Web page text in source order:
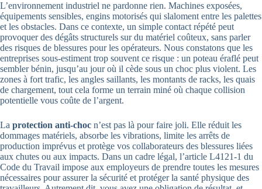
L’environnement industriel ne pardonne rien. Machines exposées,
équipements sensibles, engins motorisés qui slaloment entre les palettes
et les obstacles. Dans ce contexte, un simple contact répété peut
provoquer des dégâts structurels sur du matériel coûteux, sans parler
des risques de blessures pour les opérateurs. Nous constatons que les
entreprises sous-estiment trop souvent ce risque : un poteau éraflé peut
sembler bénin, jusqu’au jour où il cède sous un choc plus violent. Les
zones à fort trafic, les angles saillants, les montants de racks, les quais
de chargement, tout cela forme un terrain miné où chaque collision
potentielle vous coûte de l’argent.
La protection anti-choc n’est pas là pour faire joli. Elle réduit les
dommages matériels, absorbe les vibrations, limite les arrêts de
production imprévus et protège vos collaborateurs des blessures liées
aux chutes ou aux impacts. Dans un cadre légal, l’article L4121-1 du
Code du Travail impose aux employeurs de prendre toutes les mesures
nécessaires pour assurer la sécurité et protéger la santé physique des